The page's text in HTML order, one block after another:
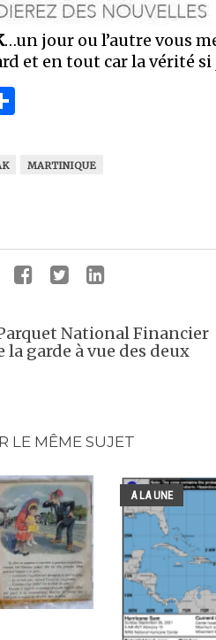
…un jour ou l’autre vous
et en tout car la vérité
MARTINIQUE
National Financier
la garde à vue des deux
LE MÊME SUJET
A LA UNE